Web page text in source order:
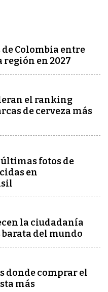
Colombia entre
región en 2027
el ranking
de cerveza más
fotos de
en
la ciudadanía
del mundo
donde comprar el
más